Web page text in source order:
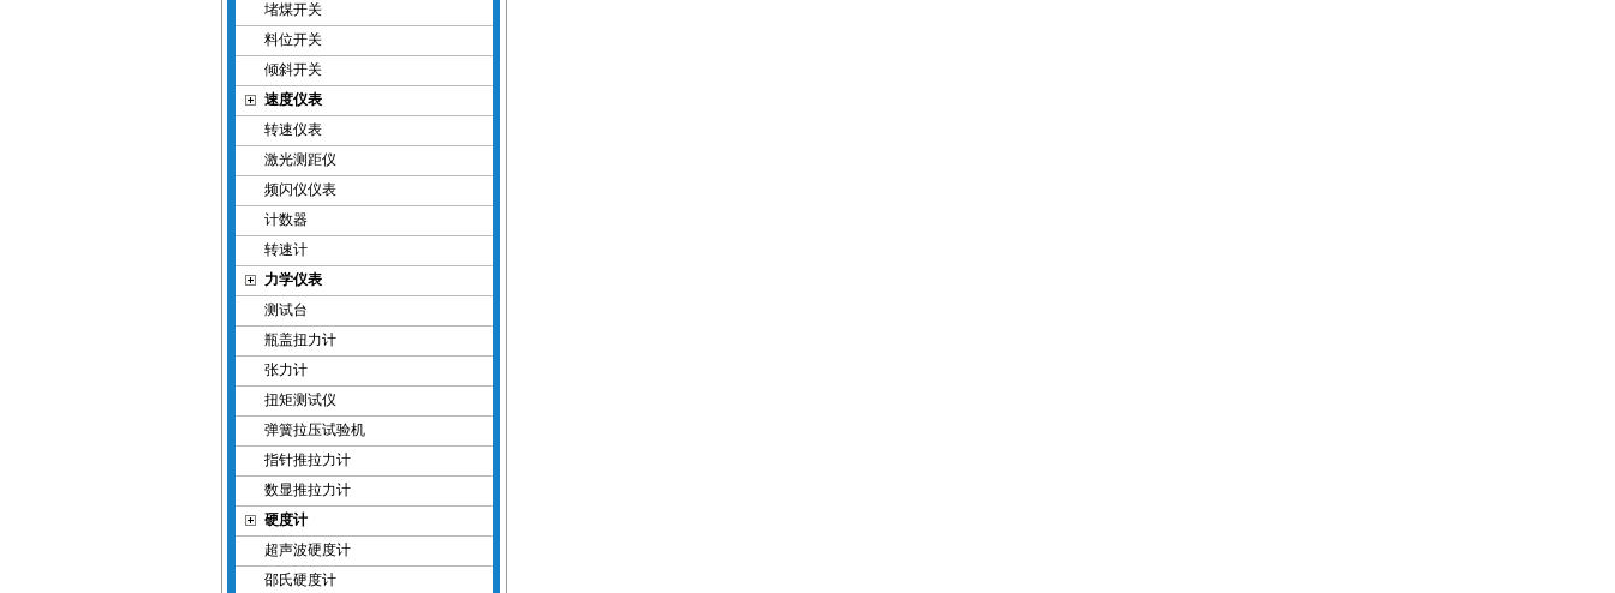
堵煤开关
料位开关
倾斜开关
速度仪表
转速仪表
激光测距仪
频闪仪仪表
计数器
转速计
力学仪表
测试台
瓶盖扭力计
张力计
扭矩测试仪
弹簧拉压试验机
指针推拉力计
数显推拉力计
硬度计
超声波硬度计
邵氏硬度计